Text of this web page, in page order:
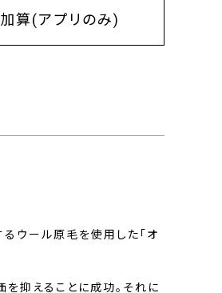
算(アプリのみ)
るウール原毛を使用した「オ
抑えることに成功。それに